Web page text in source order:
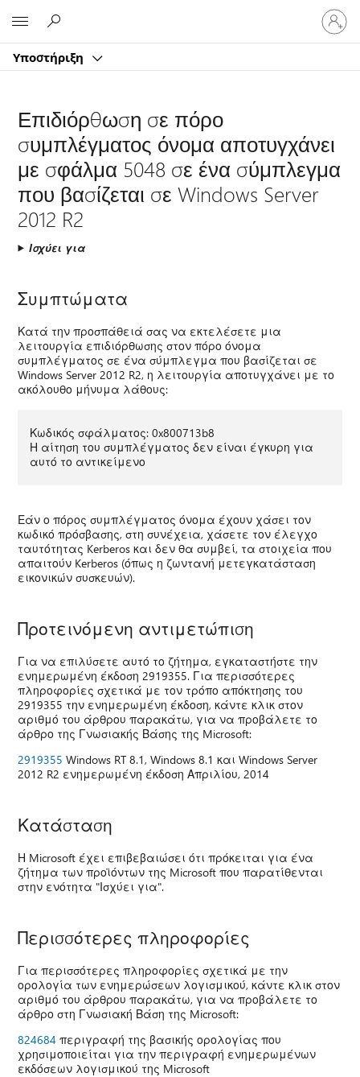
Υποστήριξη
Είσοδος
στον
Επιδιόρθωση σε πόρο
συμπλέγματος όνομα αποτυγχάνει
με σφάλμα 5048 σε ένα σύμπλεγμα
που βασίζεται σε Windows Server
2012 R2
Ισχύει για
Συμπτώματα
Κατά την προσπάθειά σας να εκτελέσετε μια
λειτουργία επιδιόρθωσης στον πόρο όνομα
συμπλέγματος σε ένα σύμπλεγμα που βασίζεται σε
Windows Server 2012 R2, η λειτουργία αποτυγχάνει με το
ακόλουθο μήνυμα λάθους:
Κωδικός σφάλματος: 0x800713b8
Η αίτηση του συμπλέγματος δεν είναι έγκυρη για
αυτό το αντικείμενο
Εάν ο πόρος συμπλέγματος όνομα έχουν χάσει τον
κωδικό πρόσβασης, στη συνέχεια, χάσετε τον έλεγχο
ταυτότητας Kerberos και δεν θα συμβεί, τα στοιχεία που
απαιτούν Kerberos (όπως η ζωντανή μετεγκατάσταση
εικονικών συσκευών).
Προτεινόμενη αντιμετώπιση
Για να επιλύσετε αυτό το ζήτημα, εγκαταστήστε την
ενημερωμένη έκδοση 2919355. Για περισσότερες
πληροφορίες σχετικά με τον τρόπο απόκτησης του
2919355 την ενημερωμένη έκδοση, κάντε κλικ στον
αριθμό του άρθρου παρακάτω, για να προβάλετε το
άρθρο της Γνωσιακής Βάσης της Microsoft:
2919355 Windows RT 8.1, Windows 8.1 και Windows Server
2012 R2 ενημερωμένη έκδοση Απριλίου, 2014
Κατάσταση
Η Microsoft έχει επιβεβαιώσει ότι πρόκειται για ένα
ζήτημα των προϊόντων της Microsoft που παρατίθενται
στην ενότητα "Ισχύει για".
Περισσότερες πληροφορίες
Για περισσότερες πληροφορίες σχετικά με την
ορολογία των ενημερώσεων λογισμικού, κάντε κλικ στον
αριθμό του άρθρου παρακάτω, για να προβάλετε το
άρθρο στη Γνωσιακή Βάση της Microsoft:
824684 περιγραφή της βασικής ορολογίας που
χρησιμοποιείται για την περιγραφή ενημερωμένων
εκδόσεων λογισμικού της Microsoft